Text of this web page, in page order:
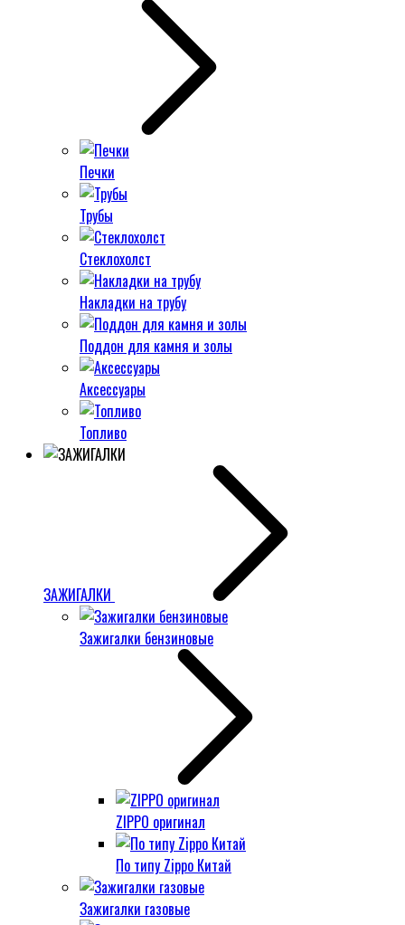
Печки
Трубы
Стеклохолст
Накладки на трубу
Поддон для камня и золы
Аксессуары
Топливо
ЗАЖИГАЛКИ
Зажигалки бензиновые
ZIPPO оригинал
По типу Zippo Китай
Зажигалки газовые